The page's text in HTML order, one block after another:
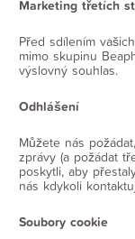
Marketing třetích
Před sdílením
mimo skupinu
výslovný souhlas.
Odhlášení
Můžete nás
zprávy (a požádat
poskytli, aby
nás kdykoli
Soubory cookie